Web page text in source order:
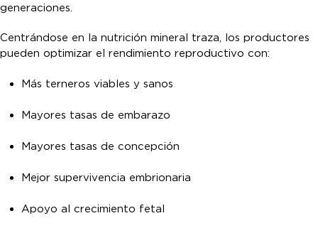
generaciones.
Centrándose en la nutrición mineral traza, los productores
pueden optimizar el rendimiento reproductivo con:
Más terneros viables y sanos
Mayores tasas de embarazo
Mayores tasas de concepción
Mejor supervivencia embrionaria
Apoyo al crecimiento fetal